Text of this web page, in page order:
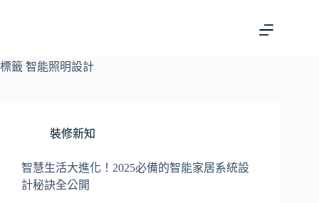
標籤 智能照明設計
裝修新知
智慧生活大進化！2025必備的智能家居系統設
計秘訣全公開